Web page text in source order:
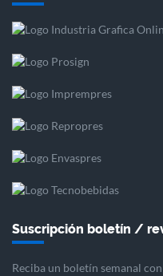
Suscripción boletín /
Reciba un boletín semanal